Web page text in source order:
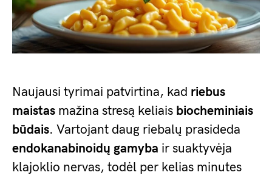
Naujausi tyrimai patvirtina, kad riebus
maistas mažina stresą keliais biocheminiais
būdais. Vartojant daug riebalų prasideda
endokanabinoidų gamyba ir suaktyvėja
klajoklio nervas, todėl per kelias minutes